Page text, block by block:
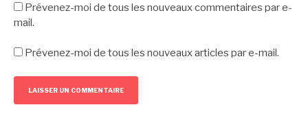
Prévenez-moi de tous les nouveaux commentaires par e-
mail.
Prévenez-moi de tous les nouveaux articles par e-mail.